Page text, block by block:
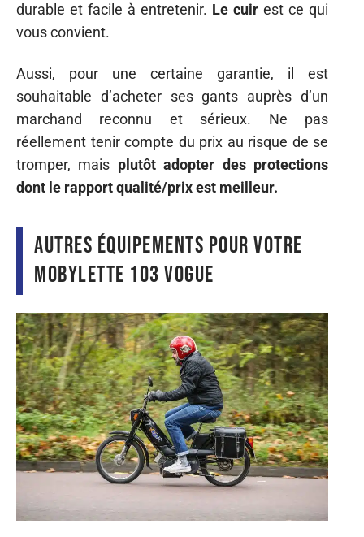
durable et facile à entretenir. Le cuir est ce qui
vous convient.
Aussi, pour une certaine garantie, il est
souhaitable d’acheter ses gants auprès d’un
marchand reconnu et sérieux. Ne pas
réellement tenir compte du prix au risque de se
tromper, mais plutôt adopter des protections
dont le rapport qualité/prix est meilleur.
Autres équipements pour votre
mobylette 103 Vogue